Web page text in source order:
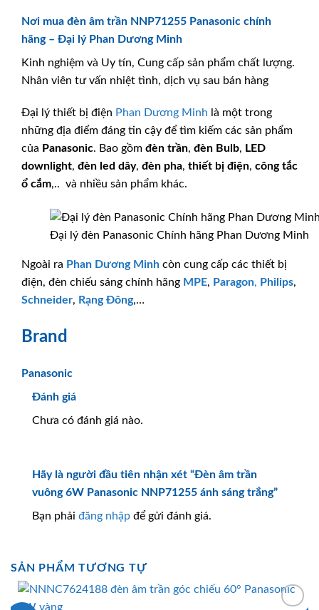
Nơi mua đèn âm trần NNP71255 Panasonic chính
hãng – Đại lý Phan Dương Minh
Kinh nghiệm và Uy tín, Cung cấp sản phẩm chất lượng.
Nhân viên tư vấn nhiệt tình, dịch vụ sau bán hàng
Đại lý thiết bị điện Phan Dương Minh là một trong
những địa điểm đáng tin cậy để tìm kiếm các sản phẩm
của Panasonic. Bao gồm đèn trần, đèn Bulb, LED
downlight, đèn led dây, đèn pha, thiết bị điện, công tắc
ổ cắm,.. và nhiều sản phẩm khác.
Đại lý đèn Panasonic Chính hãng Phan Dương Minh
Ngoài ra Phan Dương Minh còn cung cấp các thiết bị
điện, đèn chiếu sáng chính hãng MPE, Paragon, Philips,
Schneider, Rạng Đông,…
Brand
Panasonic
Đánh giá
Chưa có đánh giá nào.
Hãy là người đầu tiên nhận xét “Đèn âm trần
vuông 6W Panasonic NNP71255 ánh sáng trắng”
Bạn phải đăng nhập để gửi đánh giá.
SẢN PHẨM TƯƠNG TỰ